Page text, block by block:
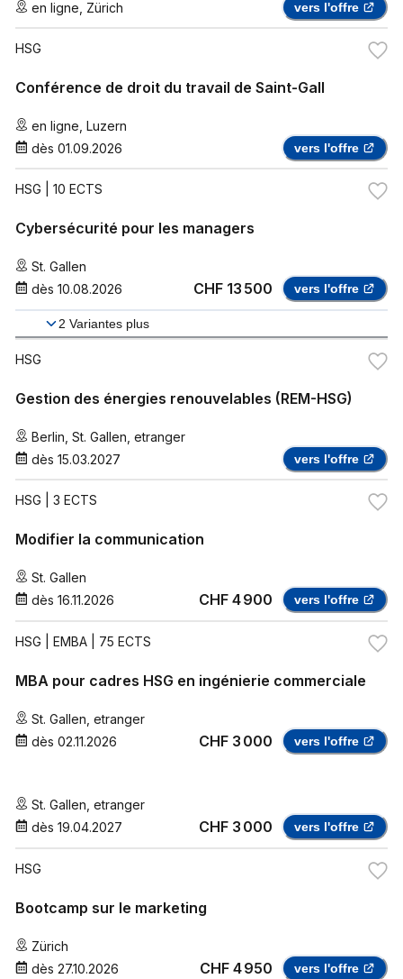
en ligne Zürich vers l'offre
HSG
Conférence de droit du travail de Saint-Gall
en ligne Luzern
dès 01.09.2026 vers l'offre
HSG | 10 ECTS
Cybersécurité pour les managers
St. Gallen
dès 10.08.2026 CHF 13 500 vers l'offre
2 Variantes plus
HSG
Gestion des énergies renouvelables (REM-HSG)
Berlin St. Gallen etranger
dès 15.03.2027 vers l'offre
HSG | 3 ECTS
Modifier la communication
St. Gallen
dès 16.11.2026 CHF 4 900 vers l'offre
HSG | EMBA | 75 ECTS
MBA pour cadres HSG en ingénierie commerciale
St. Gallen etranger
dès 02.11.2026 CHF 3 000 vers l'offre
St. Gallen etranger
dès 19.04.2027 CHF 3 000 vers l'offre
HSG
Bootcamp sur le marketing
Zürich
dès 27.10.2026 CHF 4 950 vers l'offre